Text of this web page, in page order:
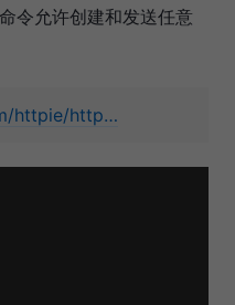
命令允许创建和发送任意
httpie/http…